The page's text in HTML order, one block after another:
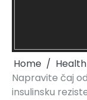
Home
Health
Napravite čaj
insulinsku